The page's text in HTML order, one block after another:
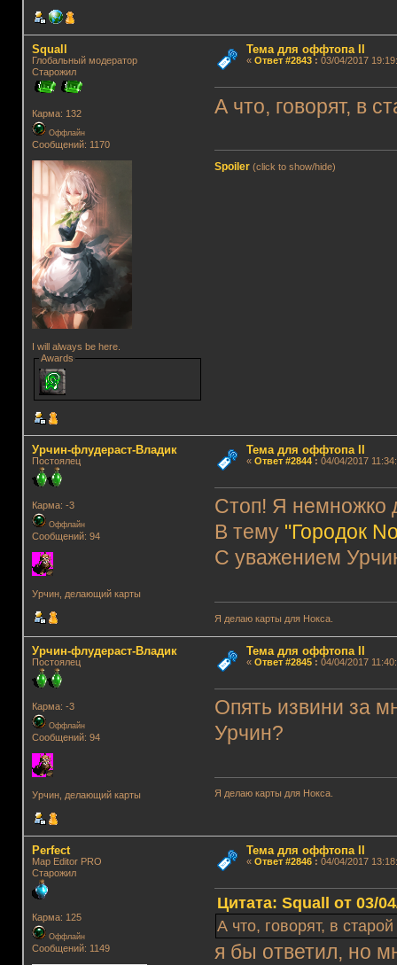
Squall
Глобальный модератор
Старожил
Карма: 132
Оффлайн
Сообщений: 1170
I will always be here.
Awards
Тема для оффтопа II
« Ответ #2843: 03/04/2017
А что, говорят, в
Spoiler (click to show/hide)
Урчин-флудераст-Владик
Постоялец
Карма: -3
Оффлайн
Сообщений: 94
Урчин, делающий карты
Тема для оффтопа II
« Ответ #2844: 04/04/2017
Стоп! Я немножко
В тему "Городок
С уважением
Я делаю карты для Нокса.
Урчин-флудераст-Владик
Постоялец
Карма: -3
Оффлайн
Сообщений: 94
Урчин, делающий карты
Тема для оффтопа II
« Ответ #2845: 04/04/2017
Опять извини за
Урчин?
Я делаю карты для Нокса.
Perfect
Map Editor PRO
Старожил
Карма: 125
Оффлайн
Сообщений: 1149
Тема для оффтопа II
« Ответ #2846: 04/04/2017
Цитата: Squall от 03/
А что, говорят, в
я бы ответил, но